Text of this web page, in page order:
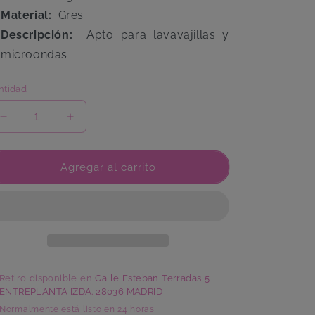
Material: Gres
Descripción: Apto para lavavajillas y
microondas
Reducir
cantidad
para
Concha
Aumentar
cantidad
para
Bandeja
Concha
Agregar al carrito
Retiro disponible enCalle Esteban Terradas 5 ,
ENTREPLANTA IZDA. 28036 MADRID
Normalmente está listo en 24 horas